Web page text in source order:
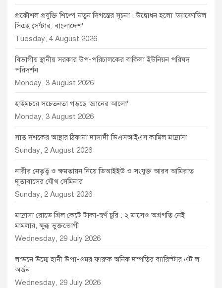
প্রকৌশল প্রযুক্তি শিল্পে নতুন দিগন্তের সূচনা : উদ্বোধন হলো ‘ড্যাফোডিল
সিএই সেন্টার, বাংলাদেশ’
Tuesday, 4 August 2026
বিভাগীয় স্থানীয় সরকার উপ-পরিচালকের বাকিলা ইউনিয়ন পরিষদ
পরিদর্শন
Monday, 3 August 2026
হাইমচরে সচেতনতা গড়ছে ‘জ্ঞানের আলো’
Monday, 3 August 2026
সাত দশকের আস্থার ঠিকানা দাসাদী ডিএসআইএস কামিল মাদ্রাসা
Sunday, 2 August 2026
নারীর নেতৃত্ব ও ক্ষমতায়ন নিয়ে ডিআইইউ ও সংযুক্ত আরব আমিরাত
দূতাবাসের যৌথ সেমিনার
Sunday, 2 August 2026
মাদ্রাসা রোডে গ্রিল কেটে টাকা-স্বর্ণ চুরি : ২ মাসেও অগ্রগতি নেই
মামলার, ক্ষুব্ধ ভুক্তভোগী
Wednesday, 29 July 2026
লন্ডনে উম্মে হানী উপা-ওমর ফারুক অনিক দম্পতির ব্যারিস্টার এট ল
অর্জন
Wednesday, 29 July 2026